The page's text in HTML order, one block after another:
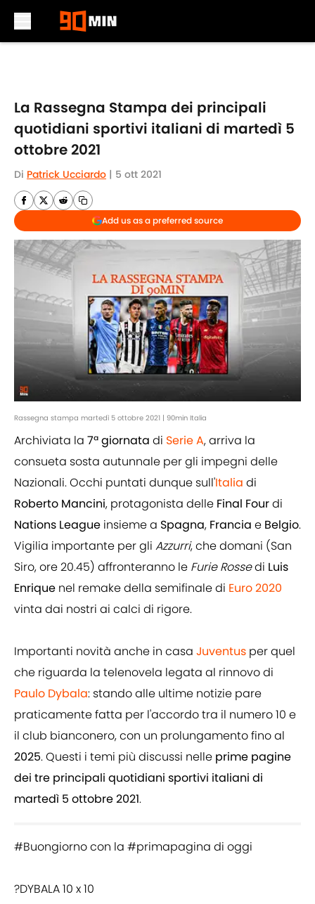
La Rassegna Stampa dei principali
quotidiani sportivi italiani di martedì 5
ottobre 2021
Di Patrick Ucciardo | 5 ott 2021
Add us as a preferred source
Rassegna stampa martedì 5 ottobre 2021 | 90min Italia
Archiviata la 7ª giornata di Serie A, arriva la
consueta sosta autunnale per gli impegni delle
Nazionali. Occhi puntati dunque sull'Italia di
Roberto Mancini, protagonista delle Final Fourdi
Nations League insieme a Spagna, Francia e Belgio.
Vigilia importante per gli Azzurri, che domani (San
Siro, ore 20.45) affronteranno le Furie Rossedi Luis
Enrique nel remake della semifinale di Euro 2020
vinta dai nostri ai calci di rigore.
Importanti novità anche in casa Juventus per quel
che riguarda la telenovela legata al rinnovo di
Paulo Dybala: stando alle ultime notizie pare
praticamente fatta per l'accordo tra il numero 10 e
il club bianconero, con un prolungamento fino al
2025. Questi i temi più discussi nelle prime pagine
dei tre principali quotidiani sportivi italiani di
martedì 5 ottobre 2021.
#Buongiornocon la #primapagina di oggi
?DYBALA 10 x 10